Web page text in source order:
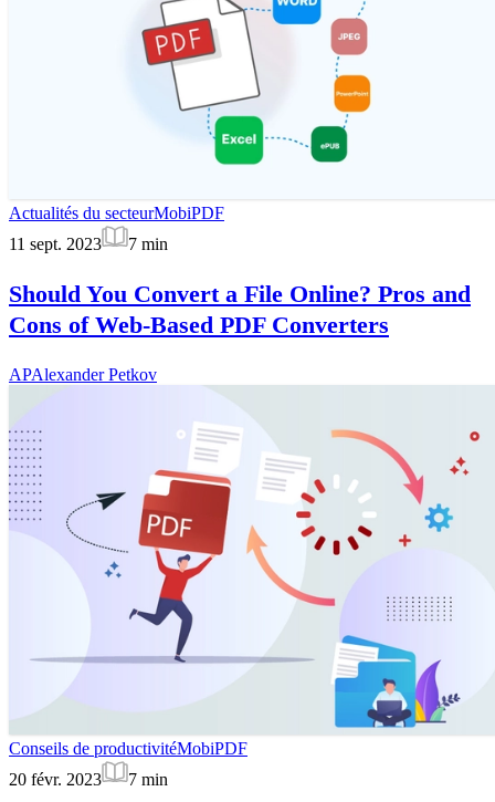
Actualités du secteurMobiPDF
11 sept. 2023
7 min
Should You Convert a File Online? Pros and
Cons of Web-Based PDF Converters
APAlexander Petkov
Conseils de productivitéMobiPDF
20 févr. 2023
7 min